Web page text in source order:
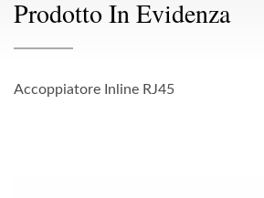
Prodotto In Evidenza
Accoppiatore Inline RJ45